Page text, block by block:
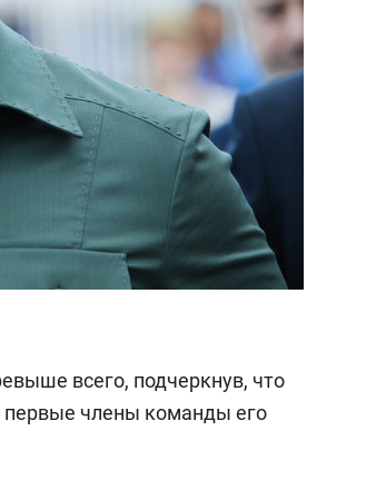
всего, подчеркнув, что
первые члены команды его